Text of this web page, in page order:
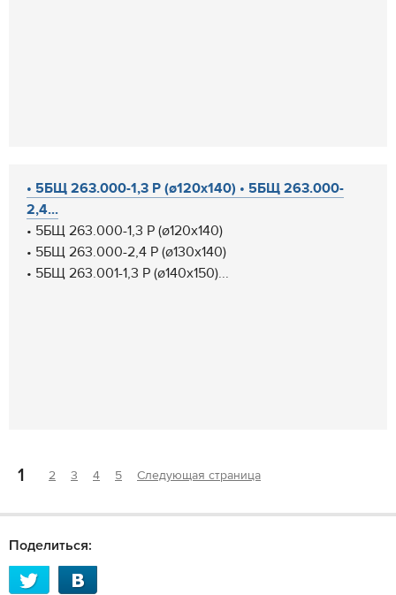
• 5БЩ 263.000-1,3 Р (ø120х140) • 5БЩ 263.000-
2,4...
• 5БЩ 263.000-1,3 Р (ø120х140)
• 5БЩ 263.000-2,4 Р (ø130х140)
• 5БЩ 263.001-1,3 Р (ø140х150)...
1 2 3 4 5 Следующая страница
Поделиться: